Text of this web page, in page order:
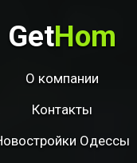
GetHom
О компании
Контакты
Одессы